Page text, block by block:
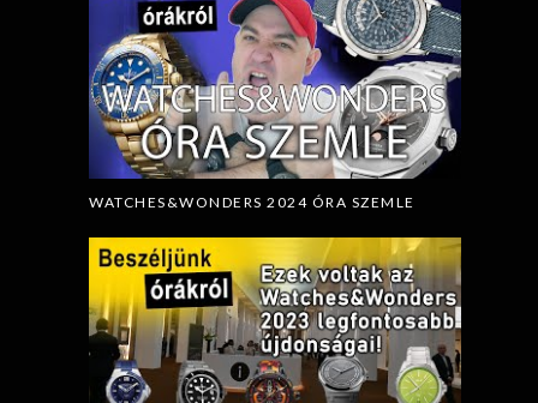
WATCHES&WONDERS 2024 ÓRA SZEMLE